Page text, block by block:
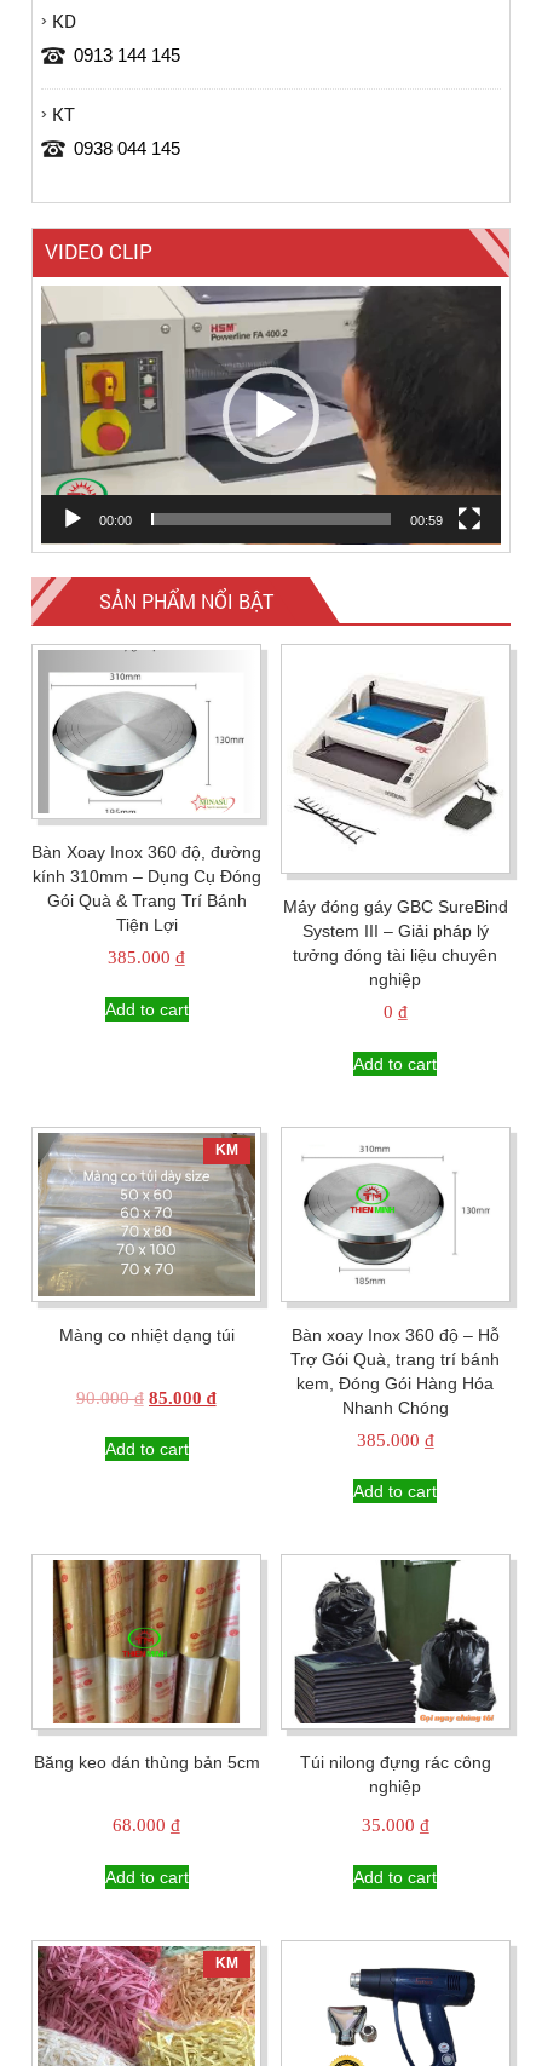
KD
0913 144 145
KT
0938 044 145
VIDEO CLIP
Trình
chơi
Video
00:00 00:59
SẢN PHẨM NỔI BẬT
Bàn Xoay Inox 360 độ, đường
kính 310mm – Dụng Cụ Đóng
Gói Quà & Trang Trí Bánh
Tiện Lợi
385.000₫
Add to cart
Máy đóng gáy GBC SureBind
System III – Giải pháp lý
tưởng đóng tài liệu chuyên
nghiệp
0 ₫
Add to cart
KM
Màng co nhiệt dạng túi
90.000₫ Original
was:
85.000₫Current
Add to cart
Bàn xoay Inox 360 độ – Hỗ
Trợ Gói Quà, trang trí bánh
kem, Đóng Gói Hàng Hóa
Nhanh Chóng
385.000 ₫
Add to cart
Băng keo dán thùng bản 5cm
68.000₫
Add to cart
Túi nilong đựng rác công
nghiệp
35.000 ₫
Add to cart
KM